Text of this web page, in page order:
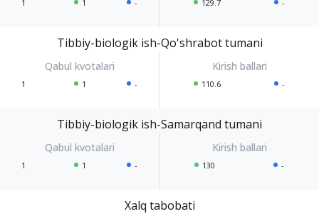
1 1 - 129.7 -
Tibbiy-biologik ish-Qo'shrabot tumani
1 1 - 110.6 -
Tibbiy-biologik ish-Samarqand tumani
1 1 - 130 -
Xalq tabobati